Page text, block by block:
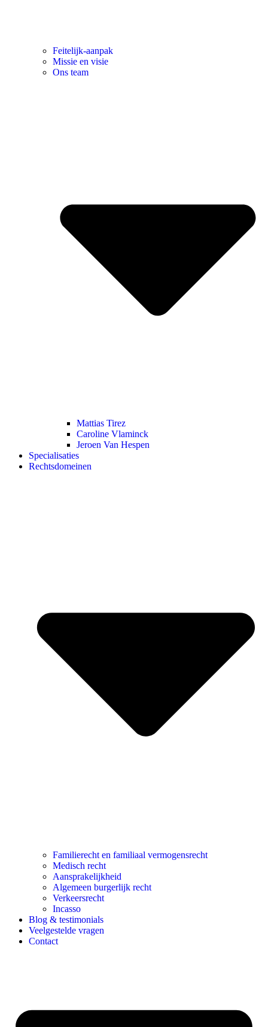
Feitelijk-aanpak
Missie en visie
Ons team
Mattias Tirez
Caroline Vlaminck
Jeroen Van Hespen
Specialisaties
Rechtsdomeinen
Familierecht en familiaal vermogensrecht
Medisch recht
Aansprakelijkheid
Algemeen burgerlijk recht
Verkeersrecht
Incasso
Blog & testimonials
Veelgestelde vragen
Contact